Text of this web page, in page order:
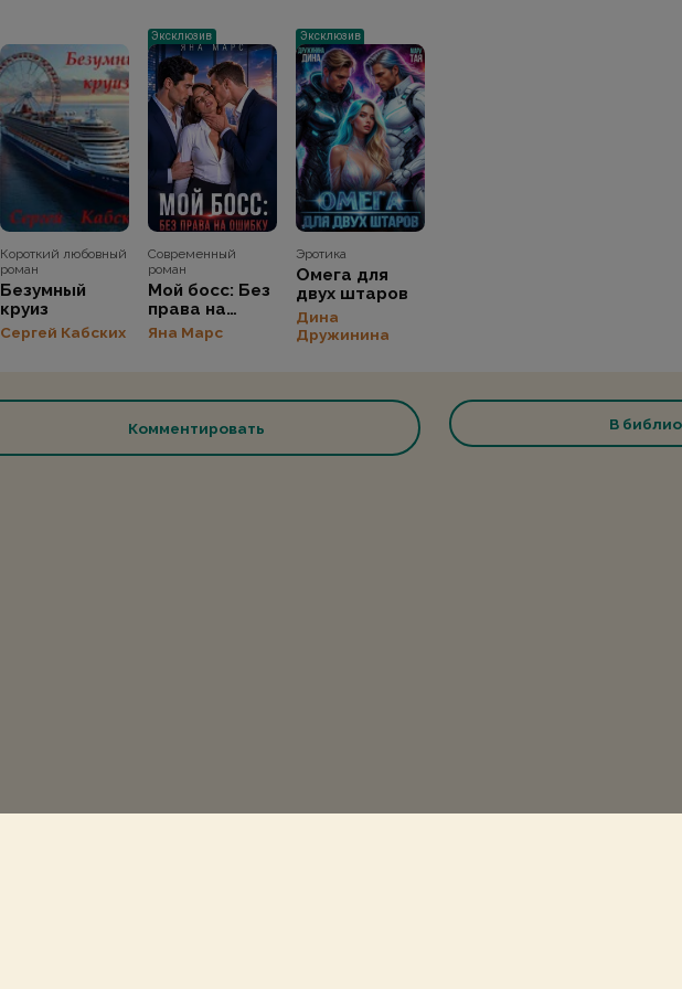
Короткий любовный
роман
Безумный
круиз
Сергей Кабских
Эксклюзив
Современный
роман
Мой босс: Без
права на
ошибку
Яна Марс
Эксклюзив
Эротика
Омега для
двух штаров
Дина
Дружинина
Комментировать В